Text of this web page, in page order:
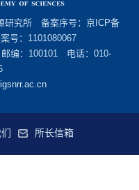
研究所 备案序号： 京ICP备
号：1101080067
编：100101 电话：010-
所长信箱